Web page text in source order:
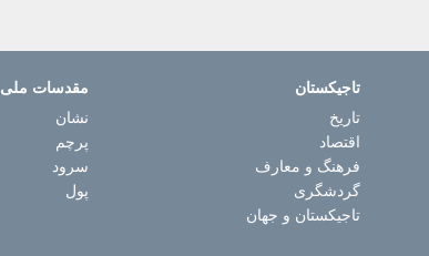
تاجیکستان
تاریخ
اقتصاد
فرهنگ و معارف
گردشگری
تاجیکستان و جهان
مقدسات ملی
نشان
پرچم
سرود
پول